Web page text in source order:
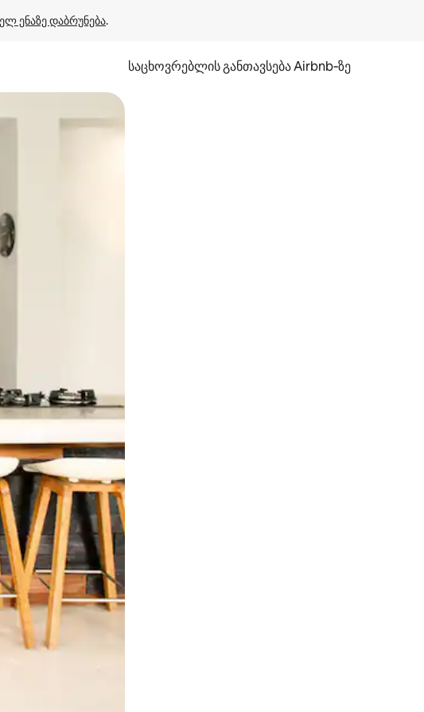
ენაზე დაბრუნება.
საცხოვრებლის განთავსება Airbnb‑ზე
ისრებით ან შეხებისა თუ თითის გასმის ჟესტები.